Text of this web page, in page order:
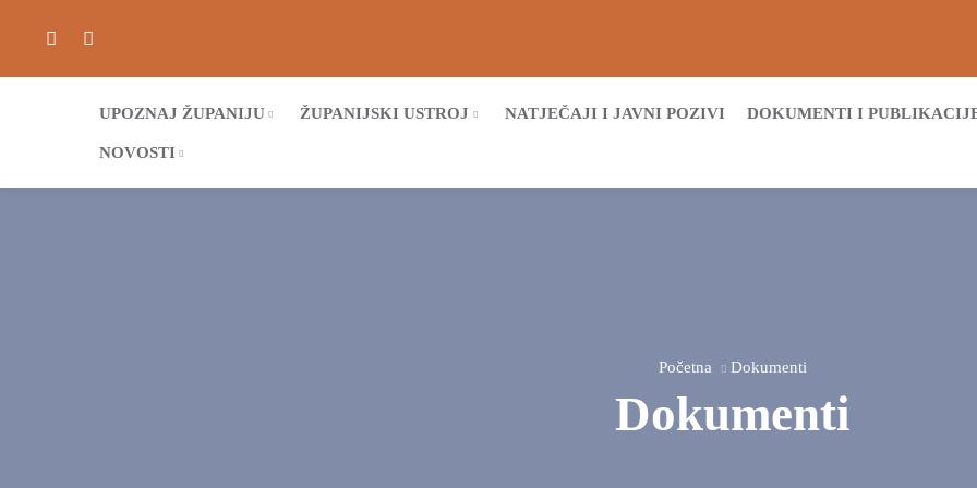
UPOZNAJ ŽUPANIJU ŽUPANIJSKI USTROJ NATJEČAJI I JAVNI POZIVI DOKUMENTI I
NOVOSTI
Početna Dokumenti
Dokumenti